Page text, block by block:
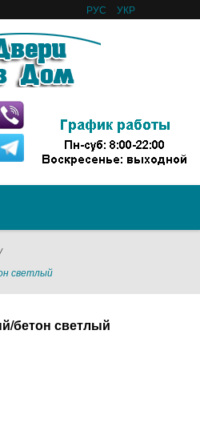
РУС УКР
/
светлый
бетон светлый